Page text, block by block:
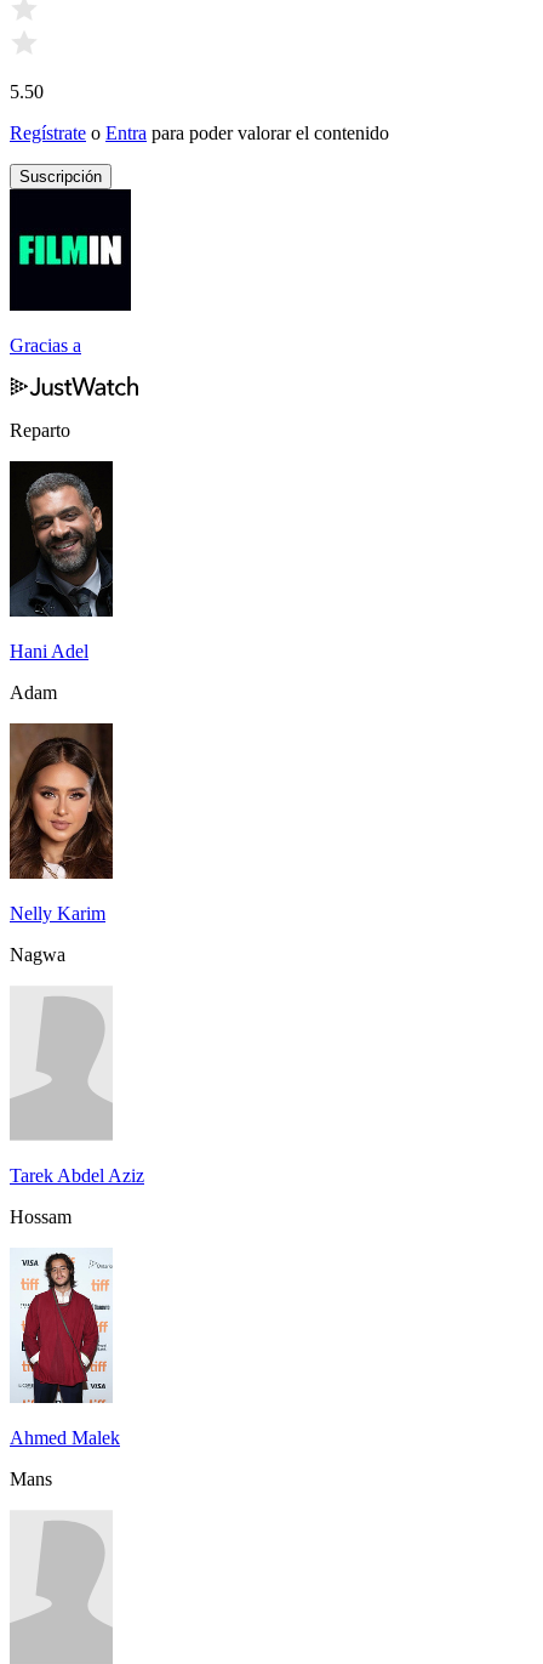
5.50
Regístrate o Entra para poder valorar el contenido
Suscripción
Gracias a
Reparto
Hani Adel
Adam
Nelly Karim
Nagwa
Tarek Abdel Aziz
Hossam
Ahmed Malek
Mans